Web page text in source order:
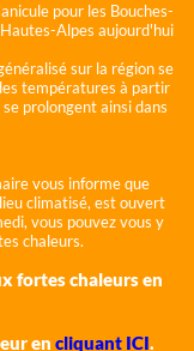
pour les Bouches-
Alpes aujourd'hui
sur la région se
températures à partir
prolongent ainsi dans
vous informe que
climatisé, est ouvert
vous pouvez vous y
chaleurs.
fortes chaleurs en
en cliquant ICI.